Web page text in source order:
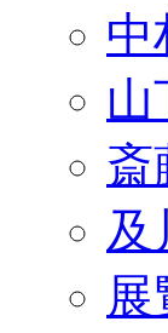
中
山
斎
及